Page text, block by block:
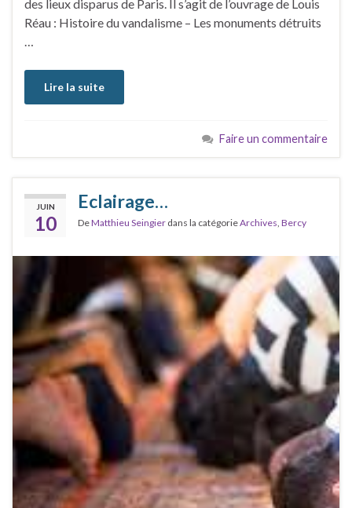
des lieux disparus de Paris. Il s’agit de l’ouvrage de Louis
Réau : Histoire du vandalisme – Les monuments détruits
…
Lire la suite
Faire un commentaire
JUIN
10
Eclairage…
DeMatthieu Seingier dans la catégorieArchives, Bercy